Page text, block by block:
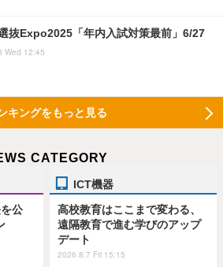
抜Expo2025「年内入試対策最前」6/27
Wed 12:45
キングをもっと見る
CATEGORY
公
ICT機器
高校教育はここまで変わる、
遠隔教育で進む学びのアップ
デート
2026.8.7 Fri 15:15